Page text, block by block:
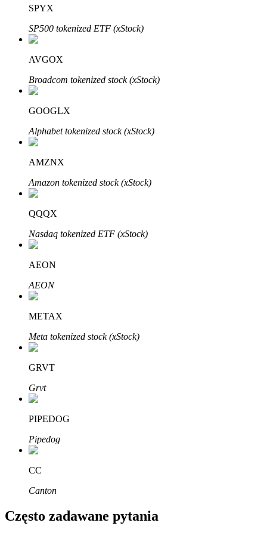
Automatyczna inwestycja
Zdobądź długoterminowy zysk i elastyczne zainteresowania
Naucz się stakingu
Dowiedz się, jak uzyskać dochód pasywny
Bitrue
Bitruści Partnerzy
Afiliaci Bitrue
Aż do 65% prowizji!
SPYX
SP500 tokenized ETF (xStock)
AVGOX
Broadcom tokenized stock (xStock)
GOOGLX
Alphabet tokenized stock (xStock)
AMZNX
Amazon tokenized stock (xStock)
QQQX
Nasdaq tokenized ETF (xStock)
AEON
AEON
METAX
Meta tokenized stock (xStock)
GRVT
Grvt
PIPEDOG
Pipedog
CC
Canton
Często zadawane pytania